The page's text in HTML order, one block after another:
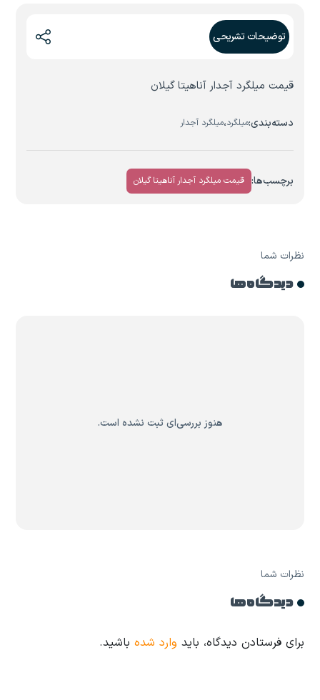
توضیحات تشریحی
قیمت میلگرد آجدار آناهیتا گیلان
دسته‌بندی:میلگرد،میلگرد آجدار
برچسب‌ها: قیمت میلگرد آجدار آناهیتا گیلان
نظرات شما
دیدگاه ها
هنوز بررسی‌ای ثبت نشده است.
نظرات شما
دیدگاه ها
برای فرستادن دیدگاه، باید وارد شده باشید.